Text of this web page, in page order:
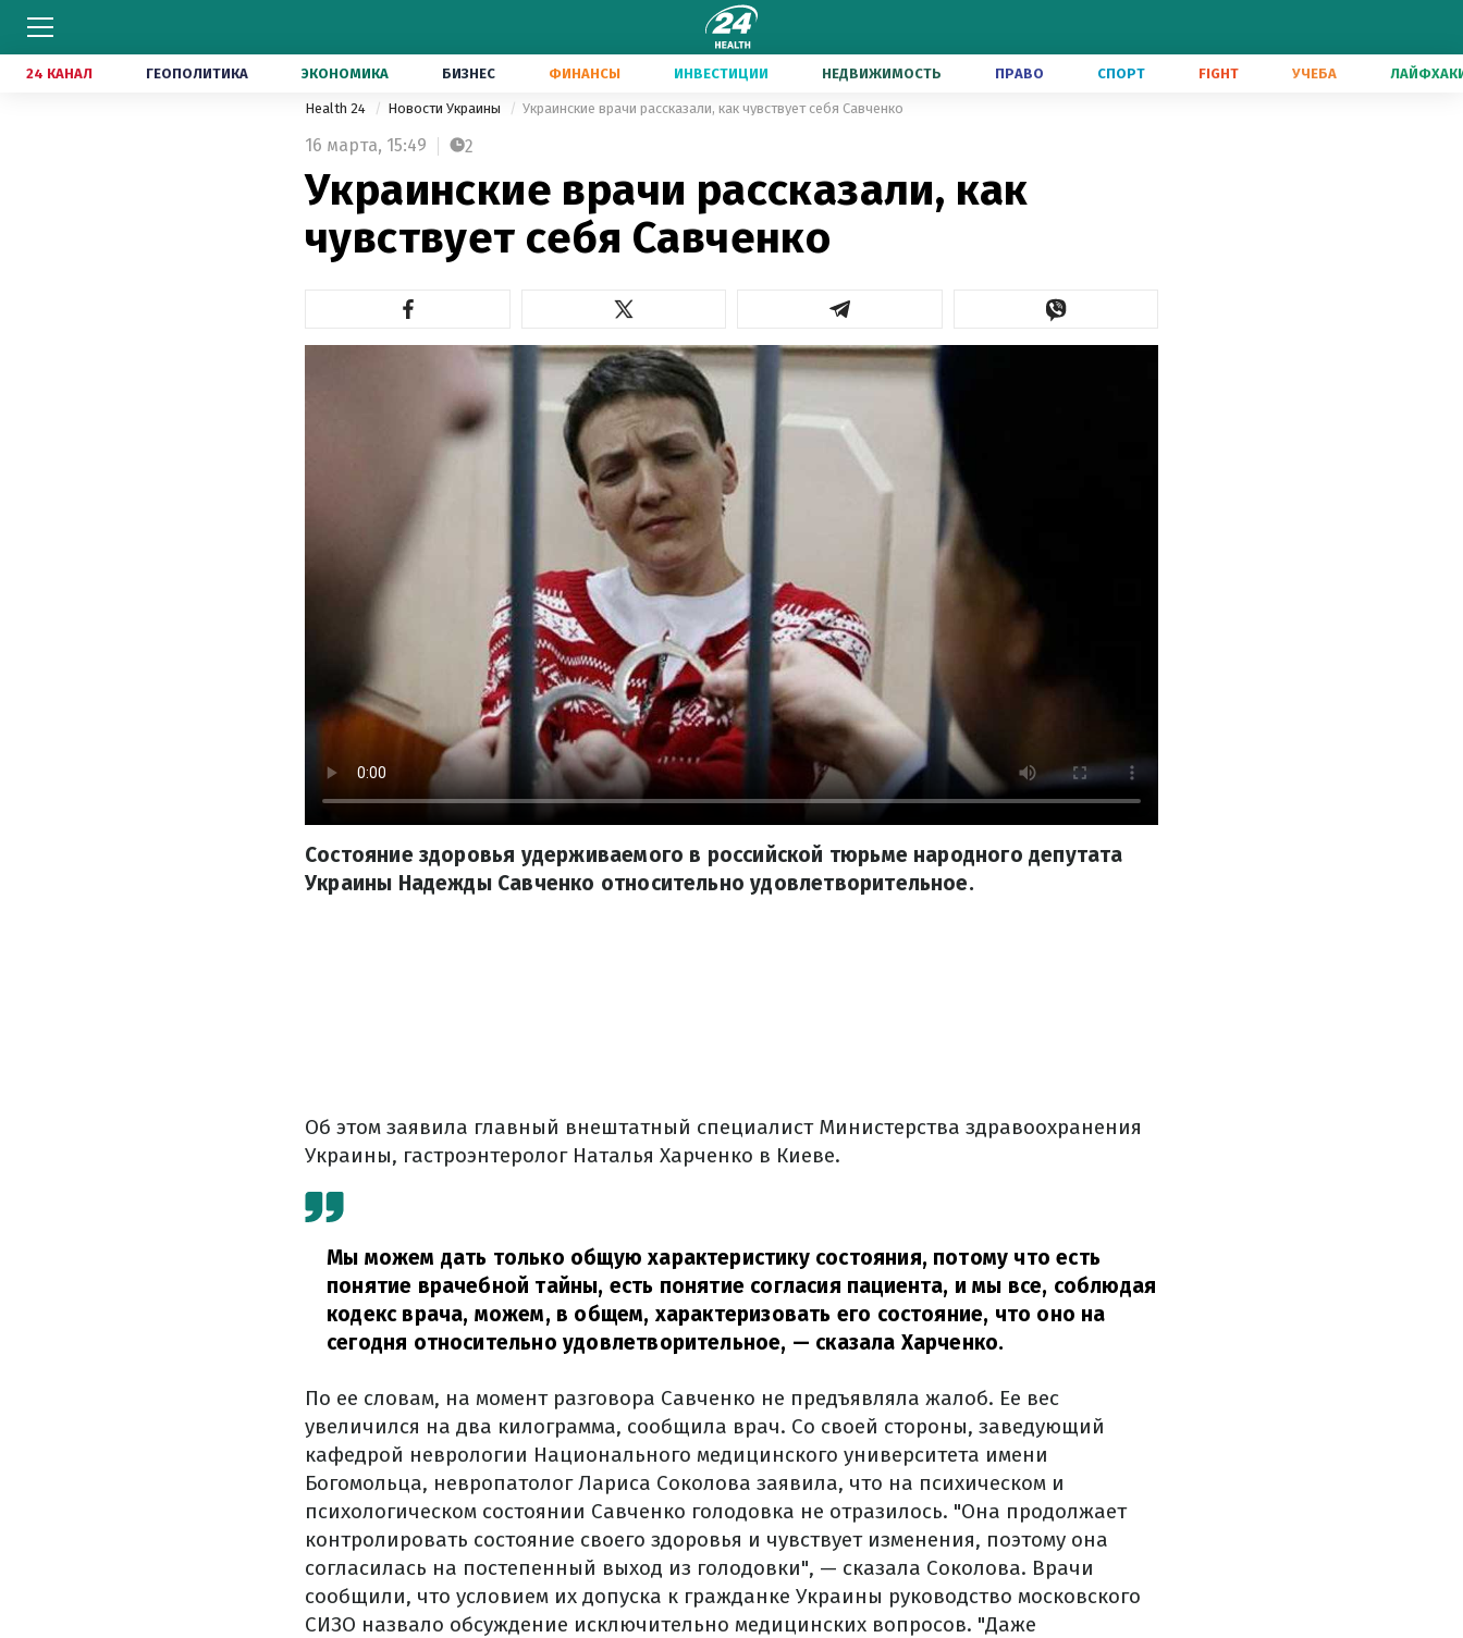
24 КАНАЛ ГЕОПОЛИТИКА ЭКОНОМИКА БИЗНЕС ФИНАНСЫ ИНВЕСТИЦИИ НЕДВИЖИМОСТЬ ПРАВО СПОРТ FIGHT УЧЕБА
Health 24 Новости Украины Украинские врачи рассказали, как чувствует себя Савченко
16 марта, 15:49 2
Украинские врачи рассказали, как
чувствует себя Савченко
Состояние здоровья удерживаемого в российской тюрьме народного депутата
Украины Надежды Савченко относительно удовлетворительное.
Об этом заявила главный внештатный специалист Министерства здравоохранения
Украины, гастроэнтеролог Наталья Харченко в Киеве.
Мы можем дать только общую характеристику состояния, потому что есть
понятие врачебной тайны, есть понятие согласия пациента, и мы все, соблюдая
кодекс врача, можем, в общем, характеризовать его состояние, что оно на
сегодня относительно удовлетворительное, — сказала Харченко.
По ее словам, на момент разговора Савченко не предъявляла жалоб. Ее вес
увеличился на два килограмма, сообщила врач. Со своей стороны, заведующий
кафедрой неврологии Национального медицинского университета имени
Богомольца, невропатолог Лариса Соколова заявила, что на психическом и
психологическом состоянии Савченко голодовка не отразилось. "Она продолжает
контролировать состояние своего здоровья и чувствует изменения, поэтому она
согласилась на постепенный выход из голодовки", — сказала Соколова. Врачи
сообщили, что условием их допуска к гражданке Украины руководство московского
СИЗО назвало обсуждение исключительно медицинских вопросов. "Даже